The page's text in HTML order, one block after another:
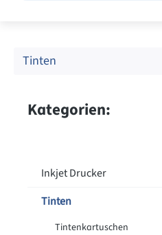
Tinten
Kategorien:
Inkjet Drucker
Tinten
Tintenkartuschen